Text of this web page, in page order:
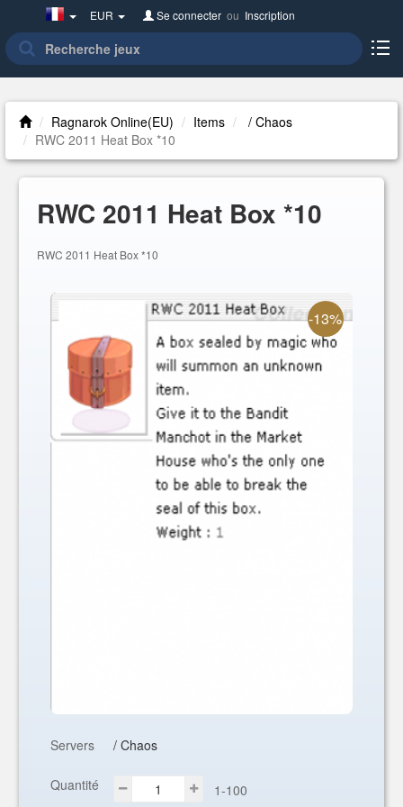
France(Français)
EUR Se connecter ou Inscription
Ragnarok Online(EU) Items
/ Chaos
RWC 2011 Heat Box *10
RWC 2011 Heat Box *10
RWC 2011 Heat Box *10
-13%
Servers / Chaos
Quantité 1-100